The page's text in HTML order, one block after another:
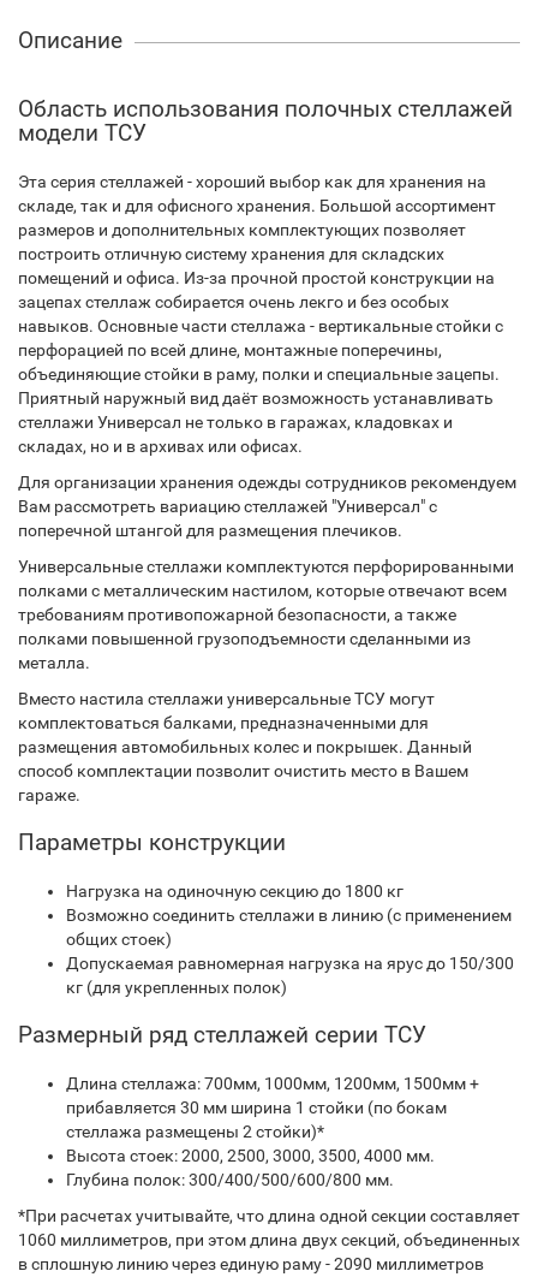
Описание
Область использования полочных стеллажей
модели ТСУ
Эта серия стеллажей - хороший выбор как для хранения на
складе, так и для офисного хранения. Большой ассортимент
размеров и дополнительных комплектующих позволяет
построить отличную систему хранения для складских
помещений и офиса. Из-за прочной простой конструкции на
зацепах стеллаж собирается очень лекго и без особых
навыков. Основные части стеллажа - вертикальные стойки с
перфорацией по всей длине, монтажные поперечины,
объединяющие стойки в раму, полки и специальные зацепы.
Приятный наружный вид даёт возможность устанавливать
стеллажи Универсал не только в гаражах, кладовках и
складах, но и в архивах или офисах.
Для организации хранения одежды сотрудников рекомендуем
Вам рассмотреть вариацию стеллажей "Универсал" с
поперечной штангой для размещения плечиков.
Универсальные стеллажи комплектуются перфорированными
полками с металлическим настилом, которые отвечают всем
требованиям противопожарной безопасности, а также
полками повышенной грузоподъемности сделанными из
металла.
Вместо настила стеллажи универсальные ТСУ могут
комплектоваться балками, предназначенными для
размещения автомобильных колес и покрышек. Данный
способ комплектации позволит очистить место в Вашем
гараже.
Параметры конструкции
Нагрузка на одиночную секцию до 1800 кг
Возможно соединить стеллажи в линию (с применением
общих стоек)
Допускаемая равномерная нагрузка на ярус до 150/300
кг (для укрепленных полок)
Размерный ряд стеллажей серии ТСУ
Длина стеллажа: 700мм, 1000мм, 1200мм, 1500мм +
прибавляется 30 мм ширина 1 стойки (по бокам
стеллажа размещены 2 стойки)*
Высота стоек: 2000, 2500, 3000, 3500, 4000 мм.
Глубина полок: 300/400/500/600/800 мм.
*При расчетах учитывайте, что длина одной секции составляет
1060 миллиметров, при этом длина двух секций, объединенных
в сплошную линию через единую раму - 2090 миллиметров